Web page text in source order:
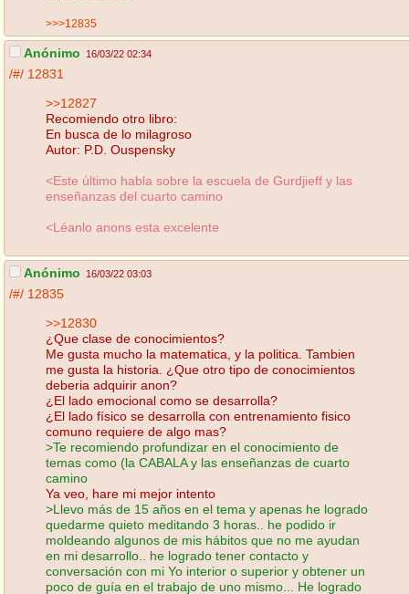
>>>12835
Anónimo 16/03/22 02:34
/#/ 12831
>>12827
Recomiendo otro libro:
En busca de lo milagroso
Autor: P.D. Ouspensky
<Este último habla sobre la escuela de Gurdjieff y las
enseñanzas del cuarto camino
<Léanlo anons esta excelente
Anónimo 16/03/22 03:03
/#/ 12835
>>12830
¿Que clase de conocimientos?
Me gusta mucho la matematica, y la politica. Tambien
me gusta la historia. ¿Que otro tipo de conocimientos
deberia adquirir anon?
¿El lado emocional como se desarrolla?
¿El lado físico se desarrolla con entrenamiento fisico
comuno requiere de algo mas?
>Te recomiendo profundizar en el conocimiento de
temas como (la CABALA y las enseñanzas de cuarto
camino
Ya veo, hare mi mejor intento
>Llevo más de 15 años en el tema y apenas he logrado
quedarme quieto meditando 3 horas.. he podido ir
moldeando algunos de mis hábitos que no me ayudan
en mi desarrollo.. he logrado tener contacto y
conversación con mi Yo interior o superior y obtener un
poco de guía en el trabajo de uno mismo... He logrado